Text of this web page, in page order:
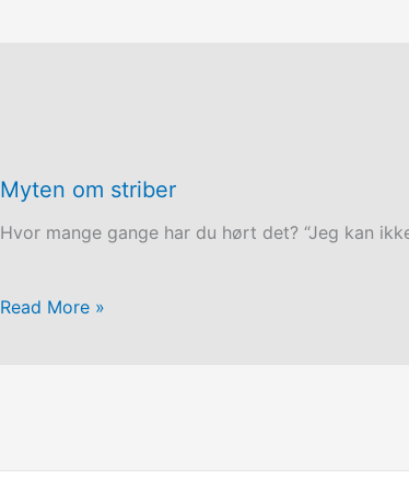
Myten om striber
Hvor mange gange har du hørt det? “Jeg kan
Read More »